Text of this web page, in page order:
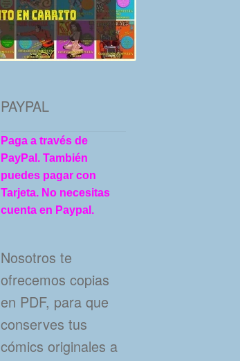
PAYPAL
Paga a través de
PayPal. También
puedes pagar con
Tarjeta. No necesitas
cuenta en Paypal.
Nosotros te
ofrecemos copias
en PDF, para que
conserves tus
cómics originales a